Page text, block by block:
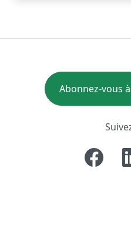
Abonnez-vous